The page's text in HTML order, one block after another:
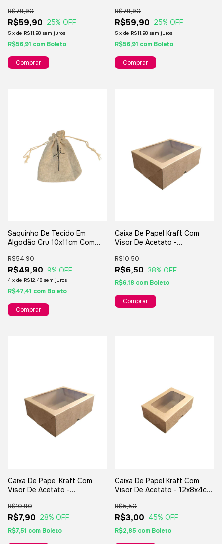
Unidades
R$59,90
R$79,90
25% OFF
5 x de R$11,98 sem juros
R$56,91 com Boleto
Unidades
R$59,90
R$79,90
25% OFF
5 x de R$11,98 sem juros
R$56,91 com Boleto
Saquinho De Tecido Em
Algodão Cru 10x11cm Com
Lembrancinhas
R$49,90
R$54,90
9% OFF
4 x de R$12,48 sem juros
R$47,41 com Boleto
Caixa De Papel Kraft Com
Visor De Acetato -
E Lembranças
R$6,50
R$10,50
38% OFF
R$6,18 com Boleto
Comprar
Caixa De Papel Kraft Com
Visor De Acetato -
E Lembranças
R$7,90
R$10,90
28% OFF
R$7,51 com Boleto
Caixa De Papel Kraft Com
Visor De Acetato - 12x8x4cm
Lembranças
R$3,00
R$5,50
45% OFF
R$2,85 com Boleto